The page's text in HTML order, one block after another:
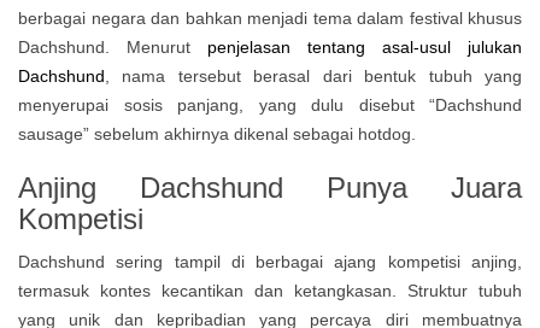
berbagai negara dan bahkan menjadi tema dalam festival khusus
Dachshund. Menurut
penjelasan tentang asal-usul julukan
Dachshund , nama tersebut berasal dari bentuk tubuh yang
menyerupai sosis panjang, yang dulu disebut “Dachshund
sausage” sebelum akhirnya dikenal sebagai hotdog.
Anjing Dachshund Punya Juara
Kompetisi
Dachshund sering tampil di berbagai ajang kompetisi anjing,
termasuk kontes kecantikan dan ketangkasan. Struktur tubuh
yang unik dan kepribadian yang percaya diri membuatnya